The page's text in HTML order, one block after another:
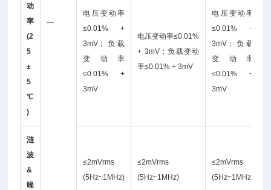
—
动
率
(2
5
±
5
℃
)
电压变动率
≤0.01% +
3mV；负载
变动率
≤0.01% +
3mV
电压变动率≤0.01%
+ 3mV；负载变动
率≤0.01% + 3mV
电压变动率
≤0.01% +
3mV；负载
变动率
≤0.01% +
3mV
涟
波
&
噪
≤2mVrms
(5Hz~1MHz)
≤2mVrms
(5Hz~1MHz)
≤2mVrms
(5Hz~1MHz)